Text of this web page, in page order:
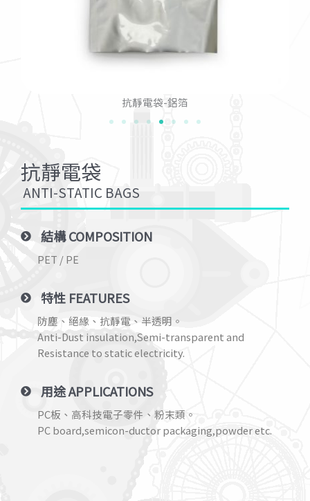
抗靜電袋-鋁箔
抗靜電袋
ANTI-STATIC BAGS
結構 COMPOSITION
PET / PE
特性 FEATURES
防塵、絕緣、抗靜電、半透明。
Anti-Dust insulation,Semi-transparent and
Resistance to static electricity.
用途 APPLICATIONS
PC板、高科技電子零件、粉末類。
PC board,semicon-ductor packaging,powder etc.